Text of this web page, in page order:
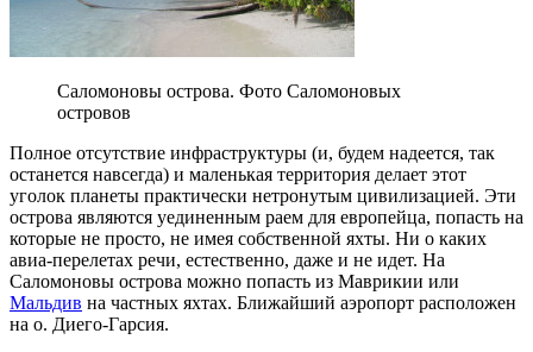
Саломоновы острова. Фото Саломоновых
островов
Полное отсутствие инфраструктуры (и, будем надеется, так
останется навсегда) и маленькая территория делает этот
уголок планеты практически нетронутым цивилизацией. Эти
острова являются уединенным раем для европейца, попасть на
которые не просто, не имея собственной яхты. Ни о каких
авиа-перелетах речи, естественно, даже и не идет. На
Саломоновы острова можно попасть из Маврикии или
Мальдив на частных яхтах. Ближайший аэропорт расположен
на о. Диего-Гарсия.